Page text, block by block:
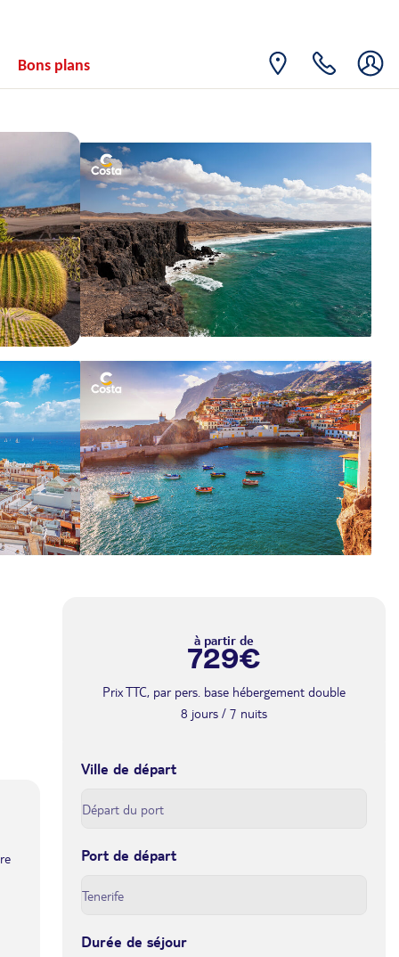
Bons plans
à partir de
729€
Prix TTC, par pers. base hébergement double
8 jours / 7 nuits
Ville de départ
Port de départ
Durée de séjour